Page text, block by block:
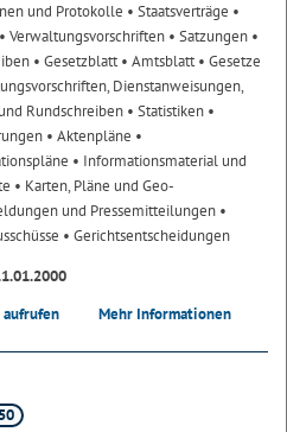
und Protokolle • Staatsverträge •
• Verwaltungsvorschriften • Satzungen •
• Gesetzblatt• Amtsblatt• Gesetze
Dienstanweisungen,
Rundschreiben • Statistiken •
• Aktenpläne •
• Informationsmaterial und
• Karten, Pläne und Geo-
und Pressemitteilungen •
• Gerichtsentscheidungen
Mehr Informationen
50